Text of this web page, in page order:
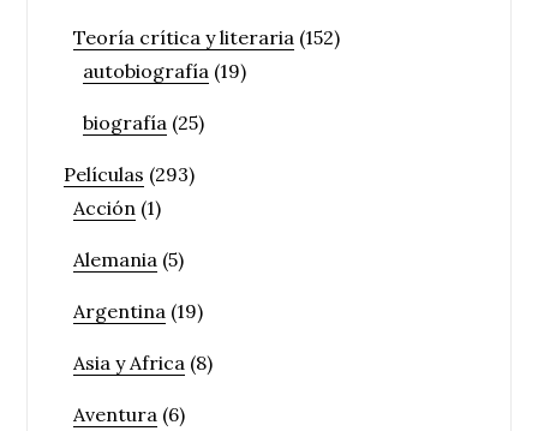
Teoría crítica y literaria (152)
autobiografía (19)
biografía (25)
Películas (293)
Acción (1)
Alemania (5)
Argentina (19)
Asia y Africa (8)
Aventura (6)